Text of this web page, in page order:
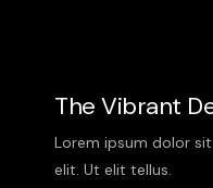
The Vibrant
Lorem ipsum dolor
elit. Ut elit tellus.